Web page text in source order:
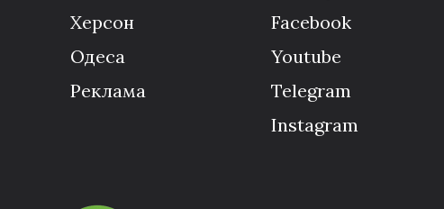
Херсон
Одеса
Реклама
Facebook
Youtube
Telegram
Instagram